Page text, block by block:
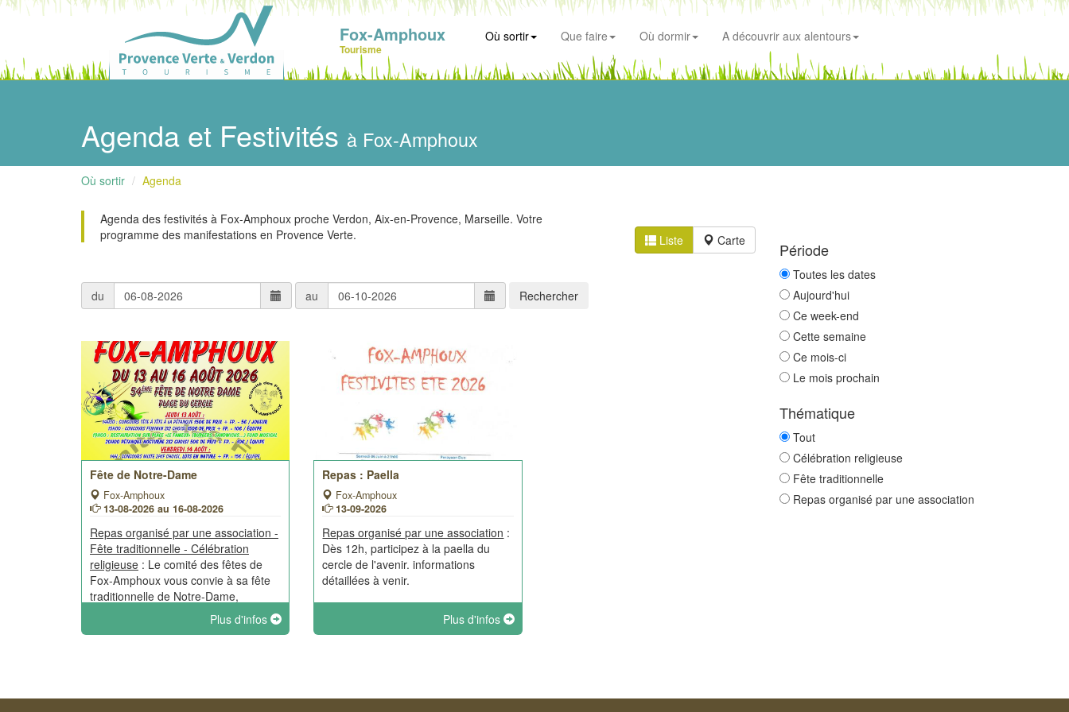
Fox-Amphoux
Tourisme
Où sortir Que faire Où dormir A découvrir aux alentours
Agenda et Festivités à Fox-Amphoux
Où sortir Agenda
Agenda des festivités à Fox-Amphoux proche Verdon, Aix-en-Provence, Marseille. Votre
programme des manifestations en Provence Verte.
Liste Carte
du au Rechercher
Fête de Notre-Dame
Fox-Amphoux
13-08-2026 au 16-08-2026
Repas organisé par une association -
Fête traditionnelle - Célébration
religieuse : Le comité des fêtes de
Fox-Amphoux vous convie à sa fête
traditionnelle de Notre-Dame,
concours de boules, bal et aïoli au
Plus d'infos
Repas : Paella
Fox-Amphoux
13-09-2026
Repas organisé par une association :
Dès 12h, participez à la paella du
cercle de l'avenir. informations
détaillées à venir.
Plus d'infos
Période
Toutes les dates
Aujourd'hui
Ce week-end
Cette semaine
Ce mois-ci
Le mois prochain
Thématique
Tout
Célébration religieuse
Fête traditionnelle
Repas organisé par une association